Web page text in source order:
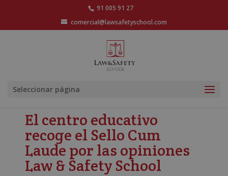
91 005 91 27
comercial@lawsafetyschool.com
Seleccionar página
El centro educativo
recoge el Sello Cum
Laude por las opiniones
Law & Safety School